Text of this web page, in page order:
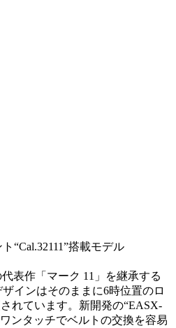
“Cal.32111”搭載モデル
表作「マーク 11」を継承する
インはそのままに6時位置のロ
れています。新開発の“EASX-
ンタッチでベルトの交換を容易